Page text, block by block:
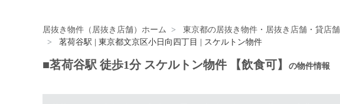
居抜き物件（居抜き店舗）ホーム 東京都の居抜き物件・居抜き店舗・貸店舗
茗荷谷駅 | 東京都文京区小日向四丁目 | スケルトン物件
■茗荷谷駅 徒歩1分 スケルトン物件 【飲食可】 の物件情報